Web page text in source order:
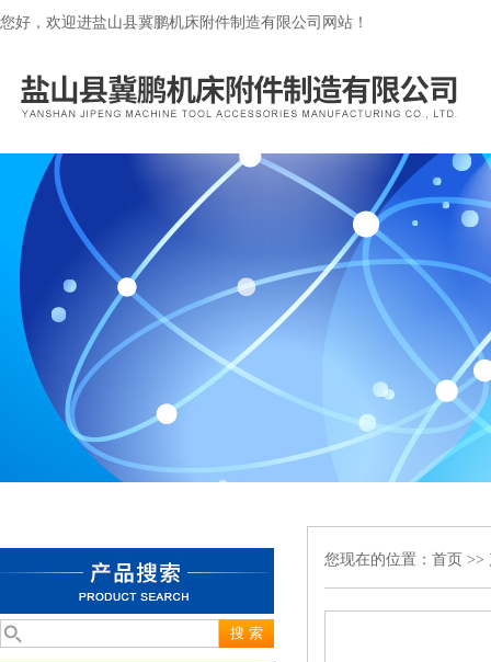
您好，欢迎进盐山县冀鹏机床附件制造有限公司网站！
您现在的位置： 首页 >>